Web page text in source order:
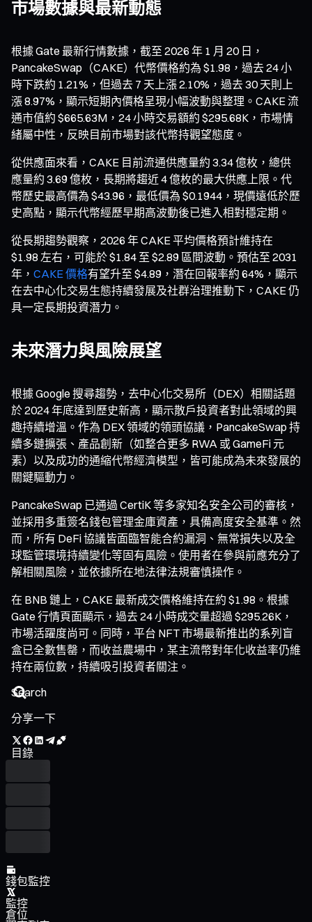
市場數據與最新動態
根據 Gate 最新行情數據，截至 2026 年 1 月 20 日，
PancakeSwap（CAKE）代幣價格約為 $1.98，過去 24 小
時下跌約 1.21%，但過去 7 天上漲 2.10%，過去 30 天則上
漲 8.97%，顯示短期內價格呈現小幅波動與整理。CAKE 流
通市值約 $665.63M，24 小時交易額約 $295.68K，市場情
緒屬中性，反映目前市場對該代幣持觀望態度。
從供應面來看，CAKE 目前流通供應量約 3.34 億枚，總供
應量約 3.69 億枚，長期將趨近 4 億枚的最大供應上限。代
幣歷史最高價為 $43.96，最低價為 $0.1944，現價遠低於歷
史高點，顯示代幣經歷早期高波動後已進入相對穩定期。
從長期趨勢觀察，2026 年 CAKE 平均價格預計維持在
$1.98 左右，可能於 $1.84 至 $2.89 區間波動。預估至 2031
年， CAKE 價格有望升至 $4.89，潛在回報率約 64%，顯示
在去中心化交易生態持續發展及社群治理推動下，CAKE 仍
具一定長期投資潛力。
未來潛力與風險展望
根據 Google 搜尋趨勢，去中心化交易所（DEX）相關話題
於 2024 年底達到歷史新高，顯示散戶投資者對此領域的興
趣持續增溫。作為 DEX 領域的領頭協議，PancakeSwap 持
續多鏈擴張、產品創新（如整合更多 RWA 或 GameFi 元
素）以及成功的通縮代幣經濟模型，皆可能成為未來發展的
關鍵驅動力。
PancakeSwap 已通過 CertiK 等多家知名安全公司的審核，
並採用多重簽名錢包管理金庫資產，具備高度安全基準。然
而，所有 DeFi 協議皆面臨智能合約漏洞、無常損失以及全
球監管環境持續變化等固有風險。使用者在參與前應充分了
解相關風險，並依據所在地法律法規審慎操作。
在 BNB 鏈上，CAKE 最新成交價格維持在約 $1.98。根據
Gate 行情頁面顯示，過去 24 小時成交量超過 $295.26K，
市場活躍度尚可。同時，平台 NFT 市場最新推出的系列盲
盒已全數售罄，而收益農場中，某主流幣對年化收益率仍維
持在兩位數，持續吸引投資者關注。
分享一下
目錄
錢包監控
監控
倉位